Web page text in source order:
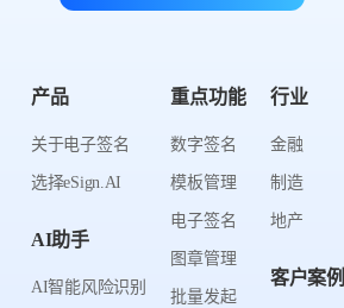
产品
关于电子签名
选择eSign.AI
AI助手
AI智能风险识别
重点功能
数字签名
模板管理
电子签名
图章管理
批量发起
行业
金融
制造
地产
客户案例